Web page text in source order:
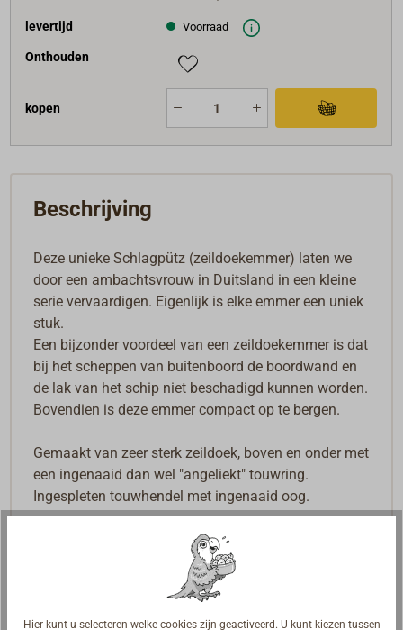
levertijd Voorraad
Onthouden
kopen
Beschrijving
Deze unieke Schlagpütz (zeildoekemmer) laten we
door een ambachtsvrouw in Duitsland in een kleine
serie vervaardigen. Eigenlijk is elke emmer een uniek
stuk.
Een bijzonder voordeel van een zeildoekemmer is dat
bij het scheppen van buitenboord de boordwand en
de lak van het schip niet beschadigd kunnen worden.
Bovendien is deze emmer compact op te bergen.
Gemaakt van zeer sterk zeildoek, boven en onder met
een ingenaaid dan wel "angeliekt" touwring.
Ingespleten touwhendel met ingenaaid oog.
Leverbaar van natuurkleurig ongebleekt linnen-
zeildoek (kerntuch), niet rotbestendig!
of van lohkleurig (roodbruin) rotbestendig
DURADON-persenningdoek.
Hier kunt u selecteren welke cookies zijn geactiveerd. U kunt kiezen tussen